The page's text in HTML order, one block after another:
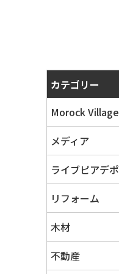
カテゴリー
Morock Village
メディア
ライブピアデポ
リフォーム
木材
不動産